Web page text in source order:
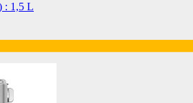
: 1,5 L